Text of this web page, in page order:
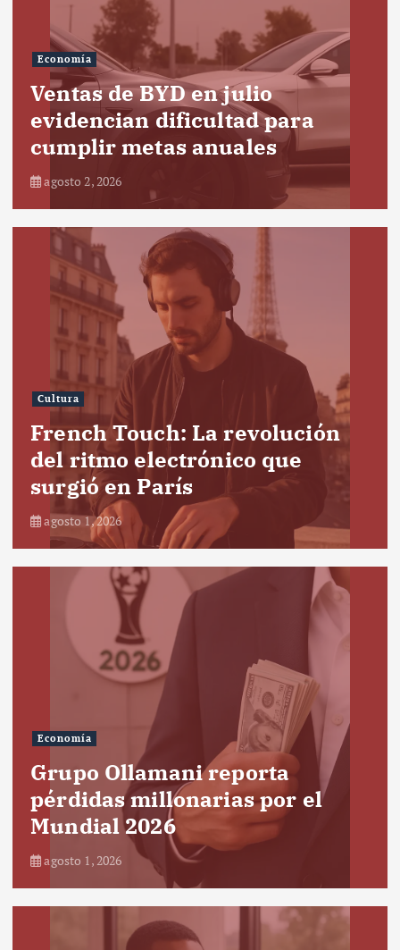
Economía
Ventas de BYD en julio
evidencian dificultad para
cumplir metas anuales
agosto 2, 2026
Cultura
French Touch: La revolución
del ritmo electrónico que
surgió en París
agosto 1, 2026
Economía
Grupo Ollamani reporta
pérdidas millonarias por el
Mundial 2026
agosto 1, 2026